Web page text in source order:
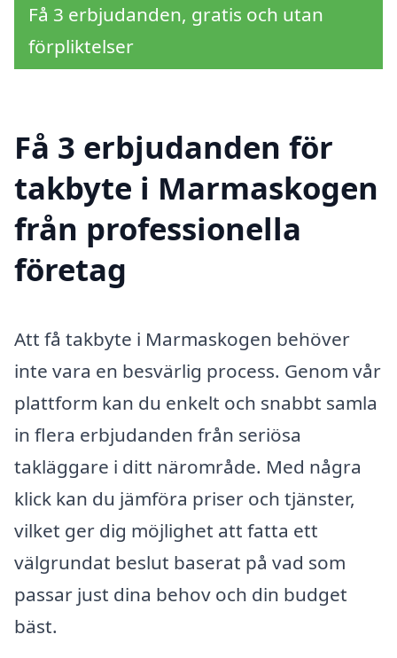
Få 3 erbjudanden, gratis och utan
förpliktelser
Få 3 erbjudanden för
takbyte i Marmaskogen
från professionella
företag
Att få takbyte i Marmaskogen behöver
inte vara en besvärlig process. Genom vår
plattform kan du enkelt och snabbt samla
in flera erbjudanden från seriösa
takläggare i ditt närområde. Med några
klick kan du jämföra priser och tjänster,
vilket ger dig möjlighet att fatta ett
välgrundat beslut baserat på vad som
passar just dina behov och din budget
bäst.